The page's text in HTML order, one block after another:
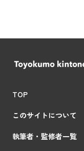
TOP
このサイトについて
執筆者・監修者一覧